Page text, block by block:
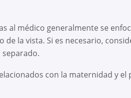
al médico generalmente se
la vista. Si es necesario,
con la maternidad y el